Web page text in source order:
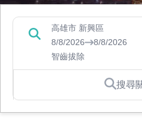
高雄市 新興區
8/8/2026
8/8/2026
智齒拔除
搜尋